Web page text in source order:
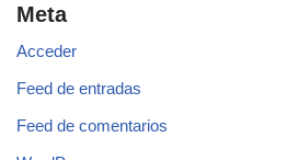
Meta
Acceder
Feed de entradas
Feed de comentarios